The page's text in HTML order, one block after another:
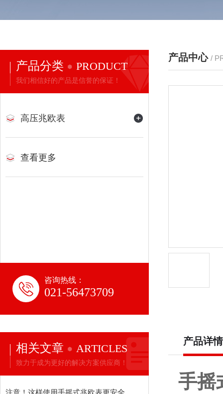
产品分类 PRODUCT
我们相信好的产品是信誉的保证！
高压兆欧表
查看更多
咨询热线：
021-56473709
相关文章 ARTICLES
致力于成为更好的解决方案供应商！
注意！这样使用手摇式兆欧表更安全
产品中心 /
产品详情
手摇